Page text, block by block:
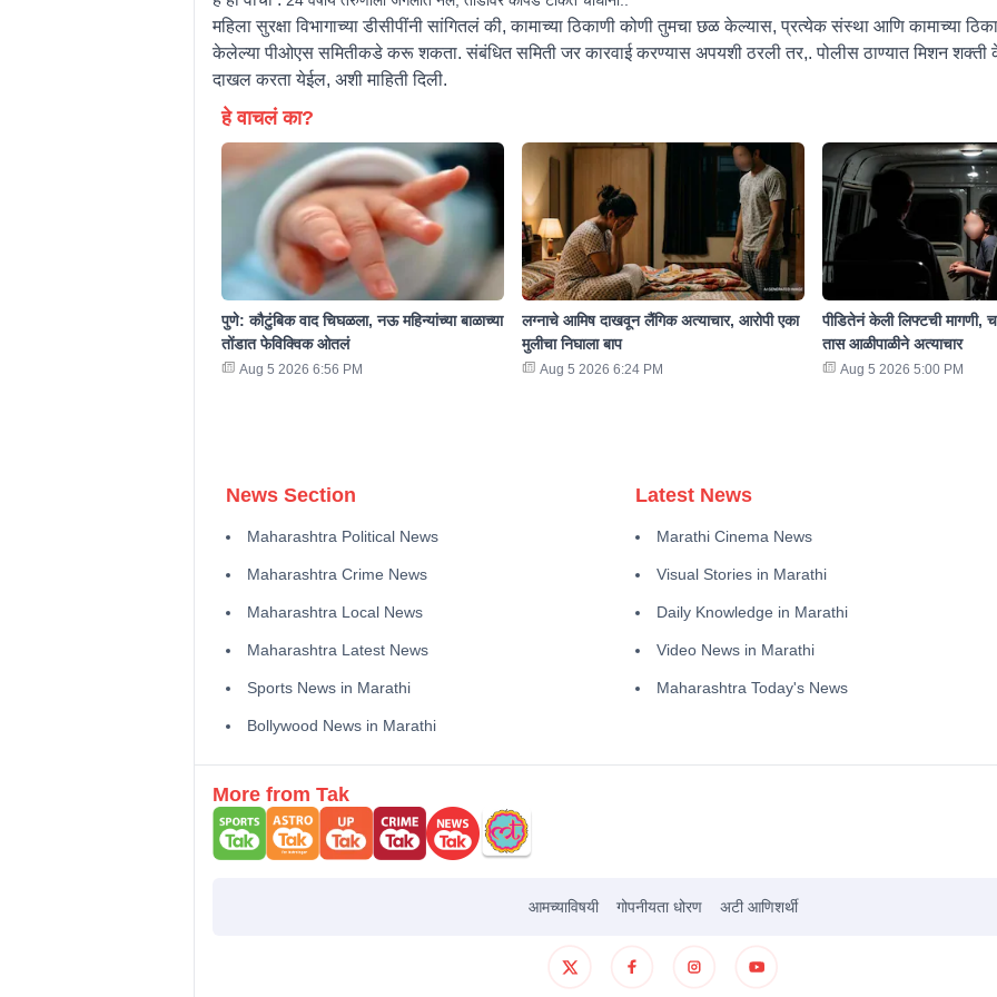
महिला सुरक्षा विभागाच्या डीसीपींनी सांगितलं की, कामाच्या ठिकाणी कोणी तुमचा छळ केल्यास, प्रत्येक संस्था आणि कामाच्या
केलेल्या पीओएस समितीकडे करू शकता. संबंधित समिती जर कारवाई करण्यास अपयशी ठरली तर,. पोलीस ठाण्यात मिशन शक्ती
दाखल करता येईल, अशी माहिती दिली.
हे वाचलं का?
पुणे: कौटुंबिक वाद चिघळला, नऊ महिन्यांच्या बाळाच्या
तोंडात फेविक्विक ओतलं
Aug 5 2026 6:56 PM
लग्नाचे आमिष दाखवून लैंगिक अत्याचार, आरोपी एका
मुलीचा निघाला बाप
Aug 5 2026 6:24 PM
पीडितेनं केली लिफ्टची मागणी,
तास आळीपाळीने अत्याचार
Aug 5 2026 5:00 PM
News Section
Maharashtra Political News
Maharashtra Crime News
Maharashtra Local News
Maharashtra Latest News
Sports News in Marathi
Bollywood News in Marathi
Latest News
Marathi Cinema News
Visual Stories in Marathi
Daily Knowledge in Marathi
Video News in Marathi
Maharashtra Today's News
More from Tak
आमच्याविषयी गोपनीयता धोरण अटी आणिशर्थी